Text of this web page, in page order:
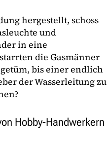
hergestellt, schoss
und
in eine
die Gasmänner
bis einer endlich
der Wasserleitung zu
Hobby-Handwerkern